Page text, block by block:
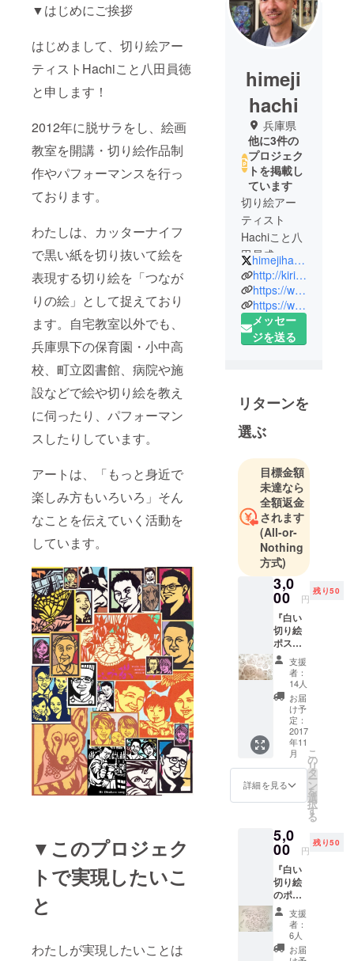
▼はじめにご挨拶
はじめまして、切り絵アー
ティストHachiこと八田員徳
と申します！
2012年に脱サラをし、絵画
教室を開講・切り絵作品制
作やパフォーマンスを行っ
ております。
わたしは、カッターナイフ
で黒い紙を切り抜いて絵を
表現する切り絵を「つなが
りの絵」として捉えており
ます。自宅教室以外でも、
兵庫県下の保育園・小中高
校、町立図書館、病院や施
設などで絵や切り絵を教え
に伺ったり、パフォーマン
スしたりしています。
アートは、「もっと身近で
楽しみ方もいろいろ」そん
なことを伝えていく活動を
しています。
▼このプロジェク
トで実現したいこ
と
わたしが実現したいことは
himeji
hachi
兵庫県
他に3件の
プロジェク
トを掲載し
ています
切り絵アー
ティスト
Hachiこと八
田員成
（はったか
ずなり）と
申します。
絵画教室も
開講してお
パフォーマ
ンスなどで
兵庫県下の
中高校、施
設等での活
動もさせて
いただいて
います。
himejihachi
http://kiriehachiart.com/
https://www.facebook.com/Himeji.hachi/?ref=bookmarks
https://www.instagram.com/hachi_kirie_art/
メッセー
ジを送る
リターンを
選ぶ
目標金額
未達なら
全額返金
されます
(All-or-
Nothing
方式)
3,0
00 円
残り50
『白い
切り絵
ポスト
カード
10種
（非売
品）』
現在制
作企画
中のポ
スト
カード
は、最
新技術
のレー
ザー
による
もので
す。 9
月開催
予定の
個展で
展示さ
れる、
最新作
の絵柄
支援
者：
14人
お届
け予
定：
2017
年11
月
詳細を見る
こ
の
リ
タ
ー
ン
を
選
択
す
る
5,0
00 円
残り50
『白い
切り絵
のポス
トカー
ド20種
（非売
品）』
現在制
支援
者：
6人
お届